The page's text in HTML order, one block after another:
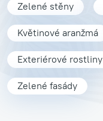
Zelené stěny
Květinové aranžmá
Exteriérové rostliny
Zelené fasády